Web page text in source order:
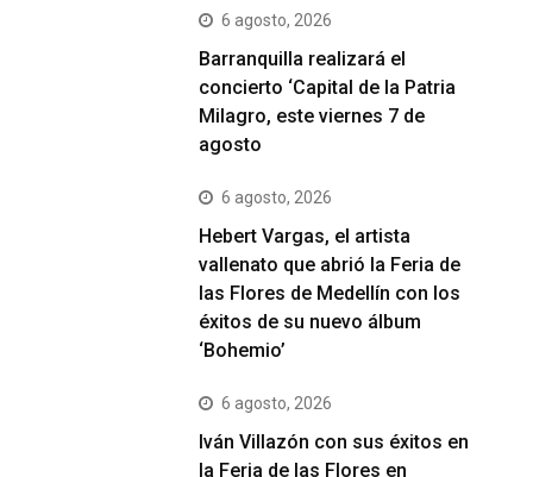
6 agosto, 2026
Barranquilla realizará el
concierto ‘Capital de la Patria
Milagro, este viernes 7 de
agosto
6 agosto, 2026
Hebert Vargas, el artista
vallenato que abrió la Feria de
las Flores de Medellín con los
éxitos de su nuevo álbum
‘Bohemio’
6 agosto, 2026
Iván Villazón con sus éxitos en
la Feria de las Flores en